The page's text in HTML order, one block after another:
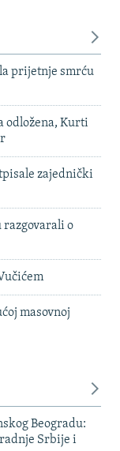
prijetnje smrću
odložena, Kurti
zajednički
razgovarali o
masovnoj
Beogradu:
Srbije i